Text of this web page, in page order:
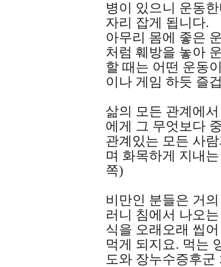
병이 있으니 운동
자리 잡게 됩니다.
아무리 몸에 좋은
처럼 훼방을 놓아
할 때는 어떤 운동
이나 게임 하듯 즐
삶의 모든 관계에
에게 그 무엇보다
관계있는 모든 사
며 화목하게 지내
쪽)
비만인 분들은 거
러니 침에서 나오
식을 오래오래 씹
먹게 되지요. 먹는
도와 장누수증후